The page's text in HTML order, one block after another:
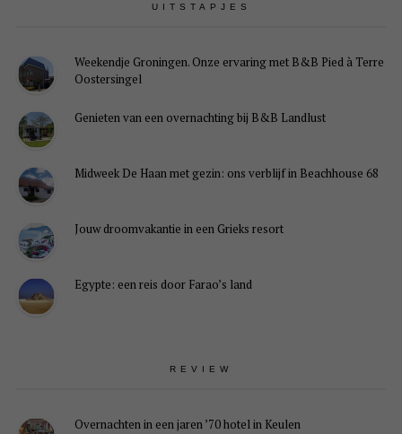
UITSTAPJES
Weekendje Groningen. Onze ervaring met B&B Pied à Terre
Oostersingel
Genieten van een overnachting bij B&B Landlust
Midweek De Haan met gezin: ons verblijf in Beachhouse 68
Jouw droomvakantie in een Grieks resort
Egypte: een reis door Farao’s land
REVIEW
Overnachten in een jaren ’70 hotel in Keulen